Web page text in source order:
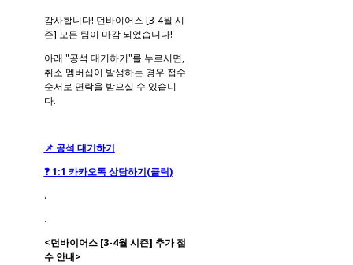
감사합니다! 던바이어스 [3-4월 시
즌] 모든 팀이 마감 되었습니다!
아래 "공석 대기하기"를 누르시면,
취소 멤버십이 발생하는 경우 접수
순서로 연락을 받으실 수 있습니
다.
📌 공석 대기하기
❓ 1:1 카카오톡 상담하기(클릭)
.
.
<던바이어스 [3-4월 시즌] 추가 접
수 안내>